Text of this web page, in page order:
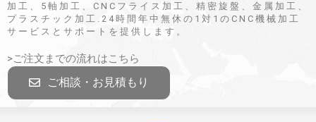
加工、5軸加工、CNCフライス加工、精密旋盤、金属加工、
プラスチック加工.24時間年中無休の1対1のCNC機械加工
サービスとサポートを提供します。
>ご注文までの流れはこちら
ご相談・お見積もり